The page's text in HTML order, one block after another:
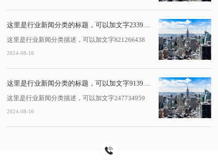
这里是行业新闻分类描述，可以加文字821266438
2024-08-16
这里是行业新闻分类描述，可以加文字247734959
2024-08-16